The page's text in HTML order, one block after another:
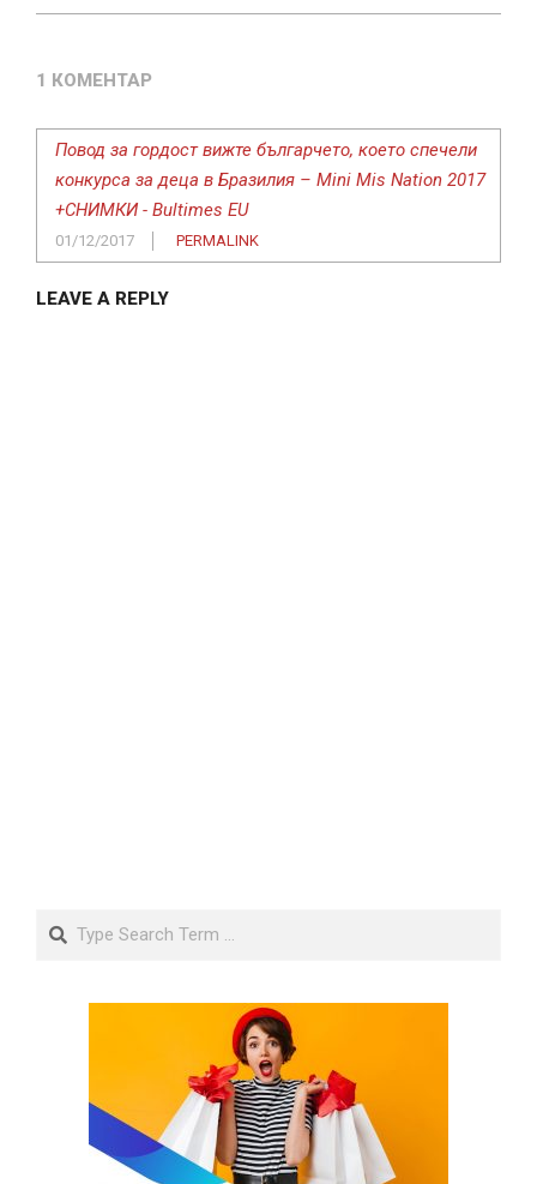
1 КОМЕНТАР
Повод за гордост вижте българчето, което спечели
конкурса за деца в Бразилия – Mini Mis Nation 2017
+СНИМКИ - Bultimes EU
01/12/2017 PERMALINK
LEAVE A REPLY
Search